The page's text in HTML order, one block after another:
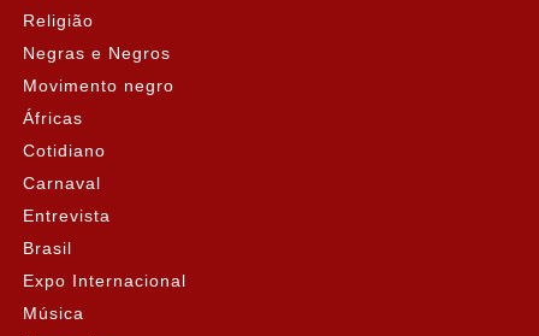
Religião
Negras e Negros
Movimento negro
Áfricas
Cotidiano
Carnaval
Entrevista
Brasil
Expo Internacional
Música